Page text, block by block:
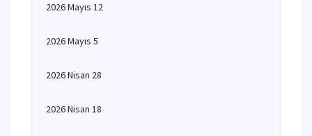
2026 Mayıs 12
2026 Mayıs 5
2026 Nisan 28
2026 Nisan 18